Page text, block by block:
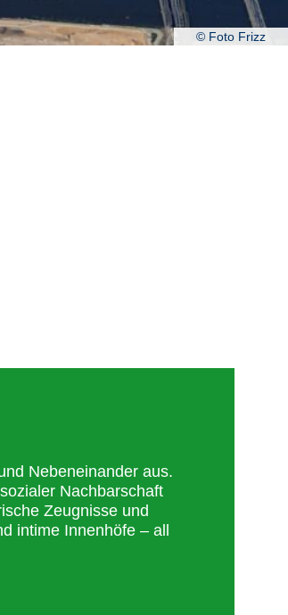
© Foto Frizz
Nebeneinander aus.
Nachbarschaft
Zeugnisse und
intime Innenhöfe – all